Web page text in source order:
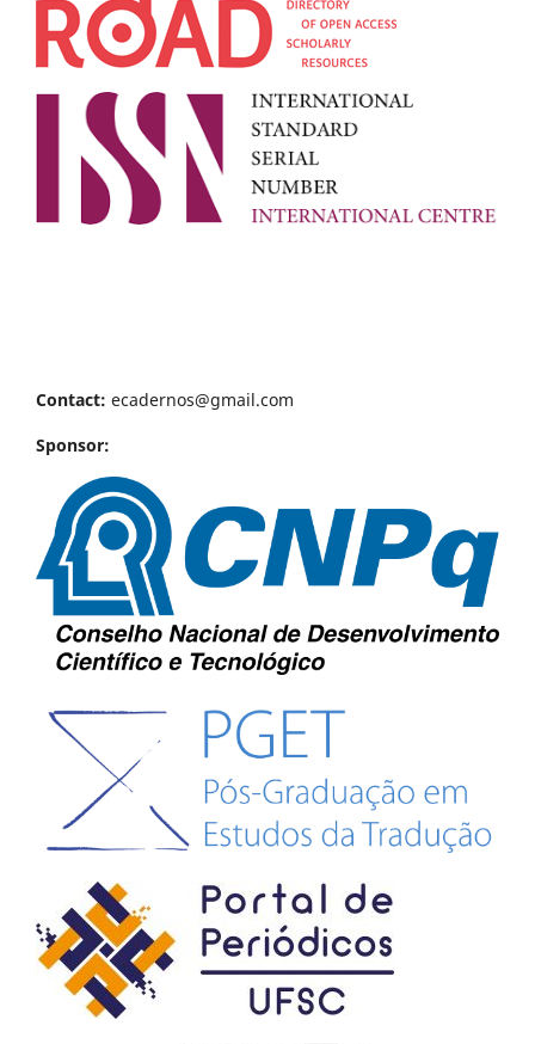
Contact: ecadernos@gmail.com
Sponsor: